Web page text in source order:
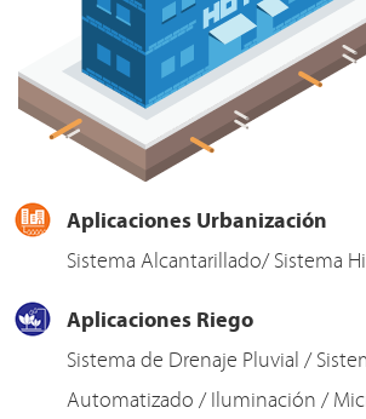
Aplicaciones Urbanización
Sistema Alcantarillado/ Sistema
Aplicaciones Riego
Sistema de Drenaje Pluvial /
Automatizado / Iluminación /